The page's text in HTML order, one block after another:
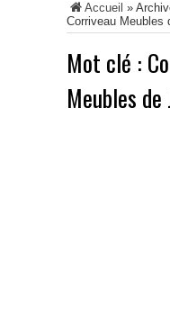
Accueil »
Corriveau Meubles
Mot clé :
Meubles de